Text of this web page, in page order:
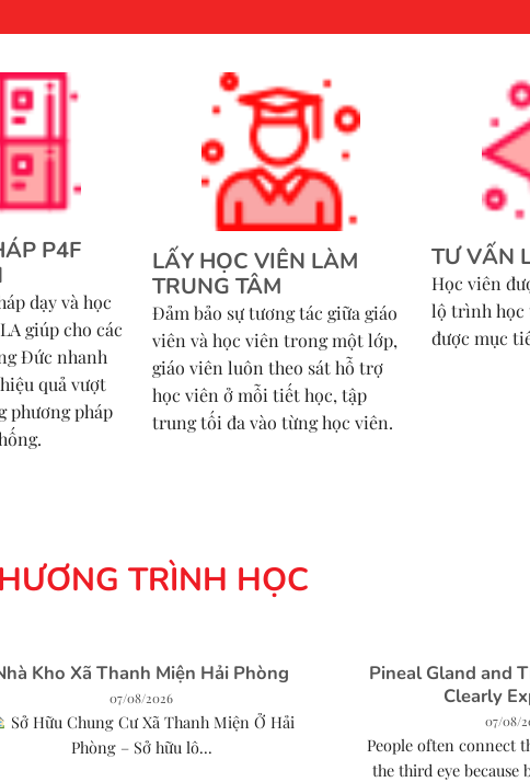
P4F
dạy và học
giúp cho các
Đức nhanh
quả vượt
phương pháp
LẤY HỌC VIÊN LÀM
TRUNG TÂM
Đảm bảo sự tương tác giữa giáo
viên và học viên trong một lớp,
giáo viên luôn theo sát hỗ trợ
học viên ở mỗi tiết học, tập
trung tối đa vào từng học viên.
TƯ VẤN
Học viên
lộ trình học
được mục
TRÌNH HỌC
Kho Xã Thanh Miện Hải Phòng
07/08/2026
Sở Hữu Chung Cư Xã Thanh Miện Ở Hải
Phòng – Sở hữu lô...
Pineal Gland and
Clearly
07/08/
People often connect
the third eye because